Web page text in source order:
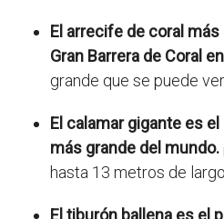
El arrecife de coral
Gran Barrera de Coral
grande que se puede
El calamar gigante es
más grande del mundo.
hasta 13 metros de
El tiburón ballena es el